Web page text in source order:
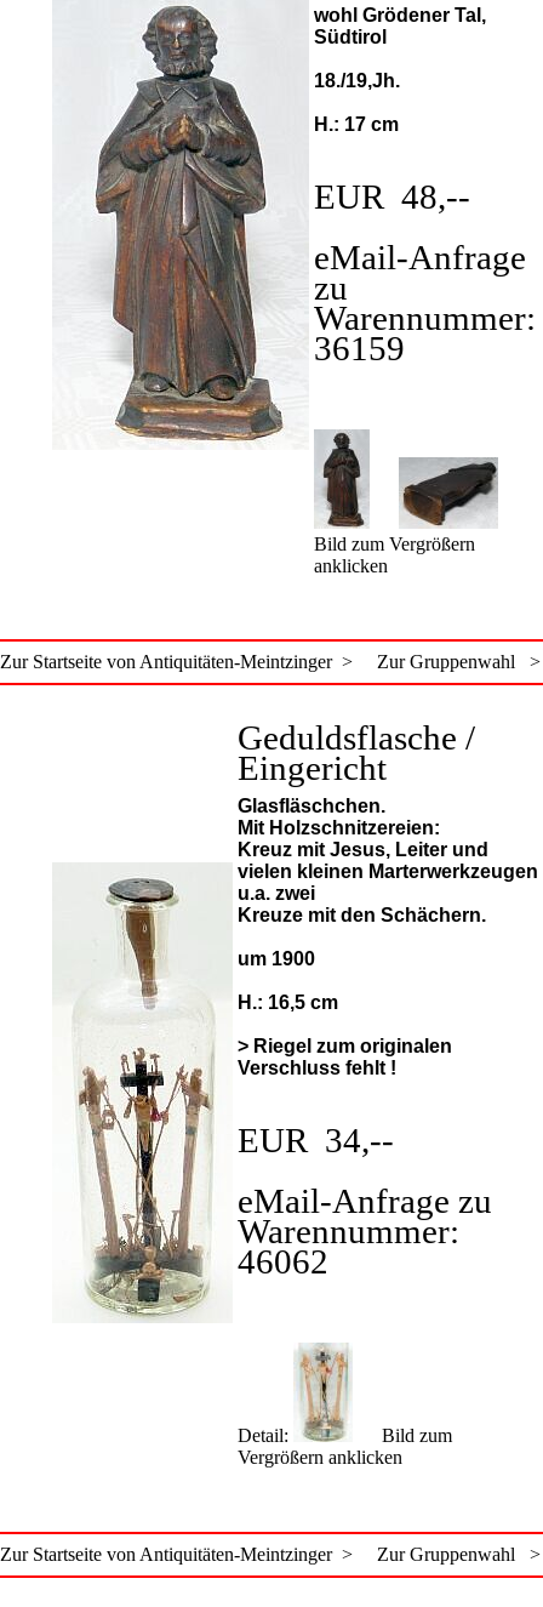
wohl Grödener Tal,
Südtirol
18./19,Jh.
H.: 17 cm
EUR 48,--
eMail-Anfrage
zu
Warennummer:
36159
Bild zum Vergrößern
anklicken
Zur Startseite von Antiquitäten-Meintzinger > Zur Gruppenwahl >
Geduldsflasche /
Eingericht
Glasfläschchen.
Mit Holzschnitzereien:
Kreuz mit Jesus, Leiter und
vielen kleinen Marterwerkzeugen
u.a. zwei
Kreuze mit den Schächern.
um 1900
H.: 16,5 cm
> Riegel zum originalen
Verschluss fehlt !
EUR 34,--
eMail-Anfrage zu
Warennummer:
46062
Detail:
Bild zum
Vergrößern anklicken
Zur Startseite von Antiquitäten-Meintzinger > Zur Gruppenwahl >